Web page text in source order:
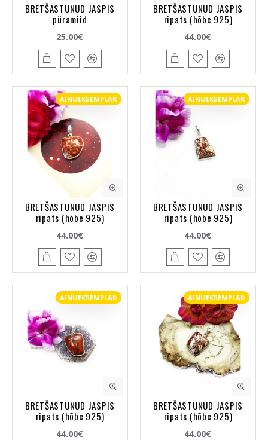
BRETŠASTUNUD JASPIS
püramiid
25.00€
BRETŠASTUNUD JASPIS
ripats (hõbe 925)
44.00€
AINUEKSEMPLAR
BRETŠASTUNUD JASPIS
ripats (hõbe 925)
44.00€
AINUEKSEMPLAR
BRETŠASTUNUD JASPIS
ripats (hõbe 925)
44.00€
AINUEKSEMPLAR
BRETŠASTUNUD JASPIS
ripats (hõbe 925)
44.00€
AINUEKSEMPLAR
BRETŠASTUNUD JASPIS
ripats (hõbe 925)
44.00€